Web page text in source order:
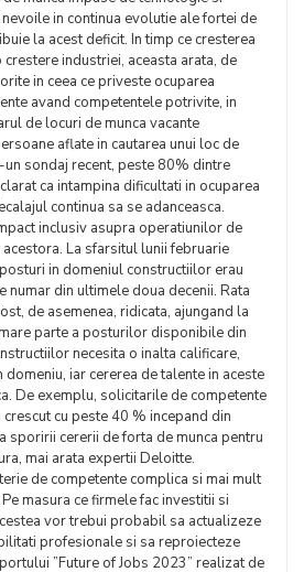
in continua evolutie ale fortei de
la acest deficit. In timp ce cresterea
crestere industriei, aceasta arata, de
in ceea ce priveste ocuparea
avand competentele potrivite, in
de locuri de munca vacante
aflate in cautarea unui loc de
sondaj recent, peste 80% dintre
ca intampina dificultati in ocuparea
continua sa se adanceasca.
inclusiv asupra operatiunilor de
La sfarsitul lunii februarie
in domeniul constructiilor erau
numar din ultimele doua decenii. Rata
de asemenea, ridicata, ajungand la
parte a posturilor disponibile din
necesita o inalta calificare,
iar cererea de talente in aceste
De exemplu, solicitarile de competente
cu peste 40 % incepand din
sporirii cererii de forta de munca pentru
mai arata expertii Deloitte.
de competente complica si mai mult
masura ce firmele fac investitii si
vor trebui probabil sa actualizeze
profesionale si sa reproiecteze
”Future of Jobs 2023” realizat de